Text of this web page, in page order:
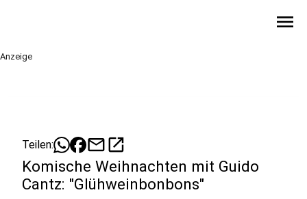
menu
Anzeige
Teilen: mailopen_in_new
Komische Weihnachten mit Guido
Cantz: "Glühweinbonbons"